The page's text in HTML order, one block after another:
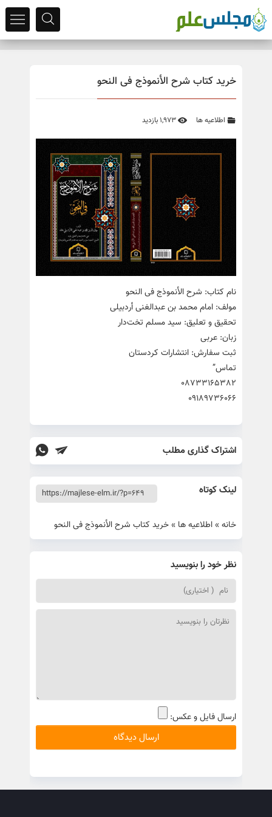
خرید کتاب شرح الأنموذج فی النحو
اطلاعیه ها
نام کتاب: شرح الأنموذج فی النحو
مولف: امام محمد بن عبدالغنی أردبیلی
تحقیق و تعلیق: سید مسلم تخت‌دار
زبان: عربی
ثبت سفارش: انتشارات کردستان
تماس”
08733165382
09189736066
اشتراک گذاری مطلب
لینک کوتاه
خانه» اطلاعیه ها » خرید کتاب شرح الأنموذج فی النحو
نظر خود را بنویسید
ارسال فایل و عکس: